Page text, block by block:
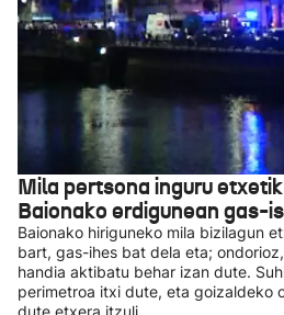
Mila pertsona inguru
Baionako erdigunean gas-
Baionako hiriguneko mila bizilagun
bart, gas-ihes bat dela eta;
handia aktibatu behar izan dute.
perimetroa itxi dute, eta goizaldeko
dute etxera itzuli.